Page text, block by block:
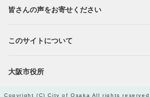
皆さんの声をお寄せください
このサイトについて
大阪市役所
Copyright (C) City of Osaka All rights reserved.